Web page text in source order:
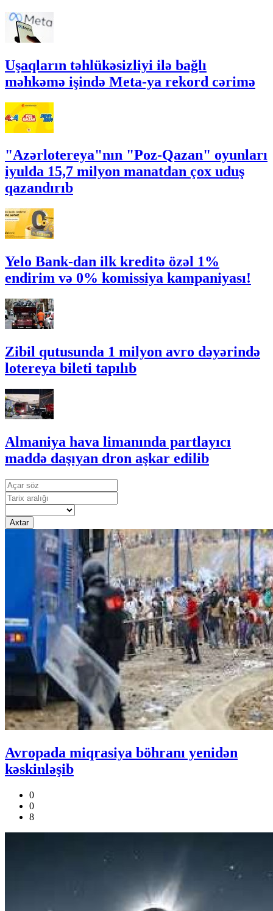
Uşaqların təhlükəsizliyi ilə bağlı
məhkəmə işində Meta-ya rekord cərimə
"Azərlotereya"nın "Poz-Qazan" oyunları
iyulda 15,7 milyon manatdan çox uduş
qazandırıb
Yelo Bank-dan ilk kreditə özəl 1%
endirim və 0% komissiya kampaniyası!
Zibil qutusunda 1 milyon avro dəyərində
lotereya bileti tapılıb
Almaniya hava limanında partlayıcı
maddə daşıyan dron aşkar edilib
Axtar
Avropada miqrasiya böhranı yenidən
kəskinləşib
0
0
8